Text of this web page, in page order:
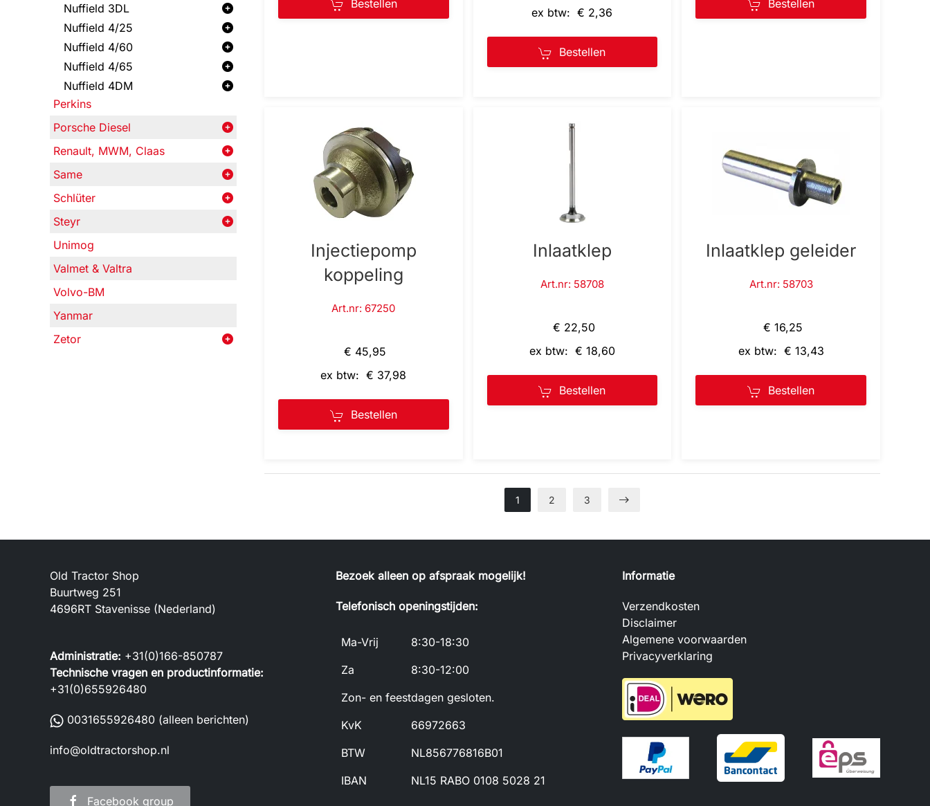
Nuffield 3DL
Nuffield 4/25
Nuffield 4/60
Nuffield 4/65
Nuffield 4DM
Perkins
Porsche Diesel
Renault, MWM, Claas
Same
Schlüter
Steyr
Unimog
Valmet & Valtra
Volvo-BM
Yanmar
Zetor
Bestellen
ex btw: € 2,36
Bestellen
Bestellen
Injectiepomp
koppeling
Art.nr: 67250
€ 45,95
ex btw: € 37,98
Bestellen
Inlaatklep
Art.nr: 58708
€ 22,50
ex btw: € 18,60
Bestellen
Inlaatklep geleider
Art.nr: 58703
€ 16,25
ex btw: € 13,43
Bestellen
1 2 3
Old Tractor Shop
Buurtweg 251
4696RT Stavenisse (Nederland)
Administratie: +31(0)166-850787
Technische vragen en productinformatie:
+31(0)655926480
0031655926480 (alleen berichten)
info@oldtractorshop.nl
Facebook group
Bezoek alleen op afspraak mogelijk!
Telefonisch openingstijden:
Ma-Vrij
8:30-18:30
Za
8:30-12:00
Zon- en feestdagen gesloten.
KvK
66972663
BTW
NL856776816B01
IBAN
NL15 RABO 0108 5028 21
Informatie
Verzendkosten
Disclaimer
Algemene voorwaarden
Privacyverklaring